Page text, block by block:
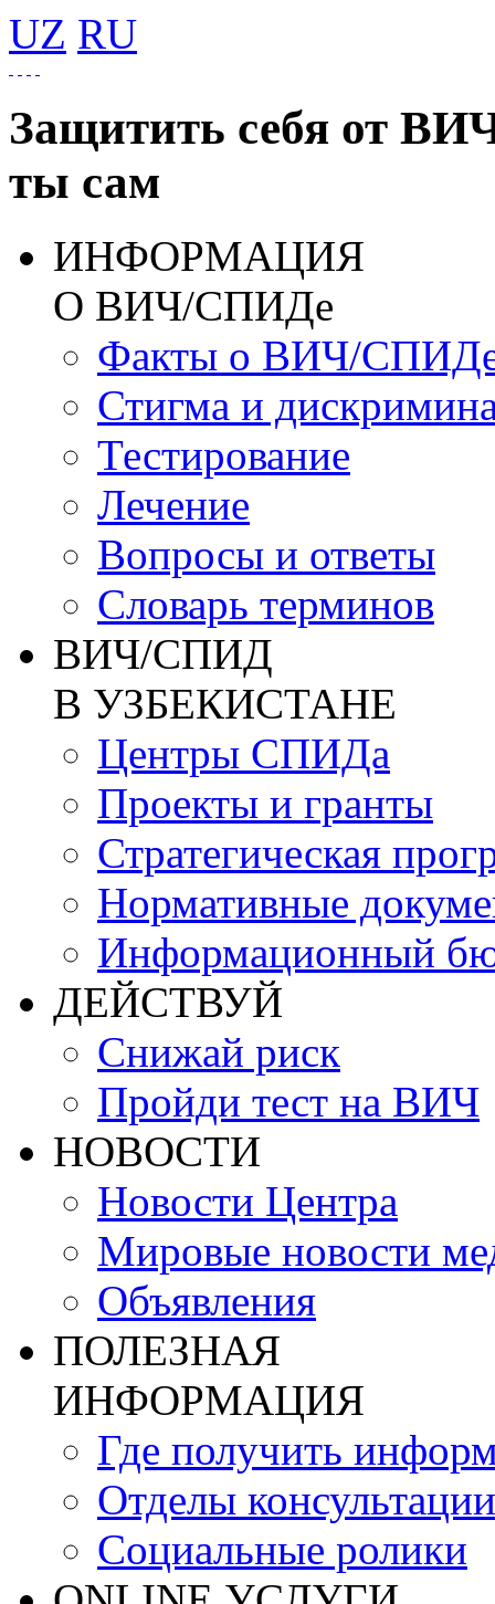
UZ RU
Защитить себя от
ты сам
ИНФОРМАЦИЯ
О ВИЧ/СПИДе
Факты о ВИЧ/
Стигма и
Тестирование
Лечение
Вопросы и ответы
Словарь терминов
ВИЧ/СПИД
В УЗБЕКИСТАНЕ
Центры СПИДа
Проекты и гранты
Стратегическая
Нормативные
Информационный
ДЕЙСТВУЙ
Снижай риск
Пройди тест на ВИЧ
НОВОСТИ
Новости Центра
Мировые новости
Объявления
ПОЛЕЗНАЯ
ИНФОРМАЦИЯ
Где получить
Отделы консультации
Социальные ролики